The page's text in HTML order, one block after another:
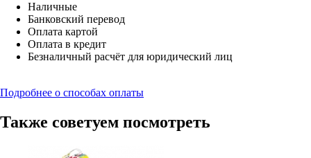
Наличные
Банковский перевод
Оплата картой
Оплата в кредит
Безналичный расчёт для юридический лиц
Подробнее о способах оплаты
Также советуем посмотреть